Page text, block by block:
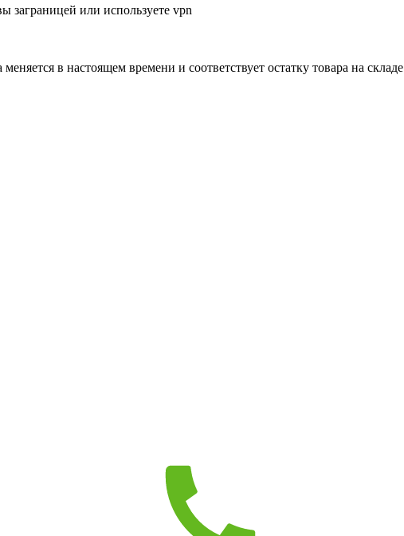
заграницей или используете vpn
меняется в настоящем времени и соответствует остатку товара на складе